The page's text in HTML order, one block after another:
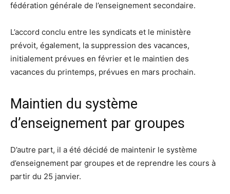
fédération générale de l’enseignement secondaire.
L’accord conclu entre les syndicats et le ministère
prévoit, également, la suppression des vacances,
initialement prévues en février et le maintien des
vacances du printemps, prévues en mars prochain.
Maintien du système
d’enseignement par groupes
D’autre part, il a été décidé de maintenir le système
d’enseignement par groupes et de reprendre les cours à
partir du 25 janvier.